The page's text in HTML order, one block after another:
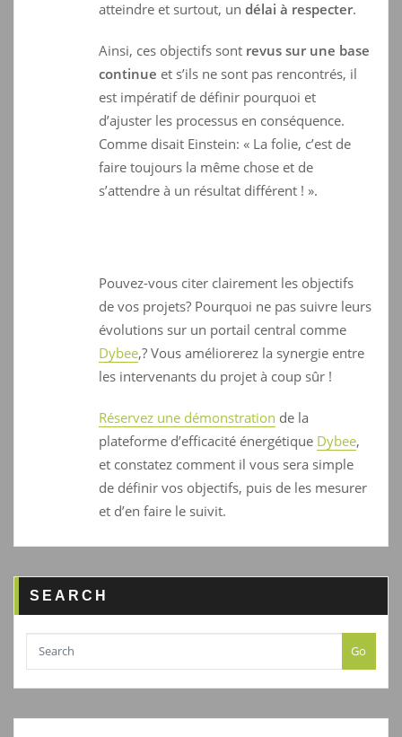
atteindre et surtout, undélai à respecter.
Ainsi, ces objectifs sont revus sur une base
continue et s’ils ne sont pas rencontrés, il
est impératif de définir pourquoi et
d’ajuster les processus en conséquence.
Comme disait Einstein: « La folie, c’est de
faire toujours la même chose et de
s’attendre à un résultat différent ! ».
Pouvez-vous citer clairement les objectifs
de vos projets? Pourquoi ne pas suivre leurs
évolutions sur un portail central comme
Dybee,? Vous améliorerez la synergie entre
les intervenants du projet à coup sûr !
Réservez une démonstration de la
plateforme d’efficacité énergétique Dybee,
et constatez comment il vous sera simple
de définir vos objectifs, puis de les mesurer
et d’en faire le suivit.
SEARCH
Go